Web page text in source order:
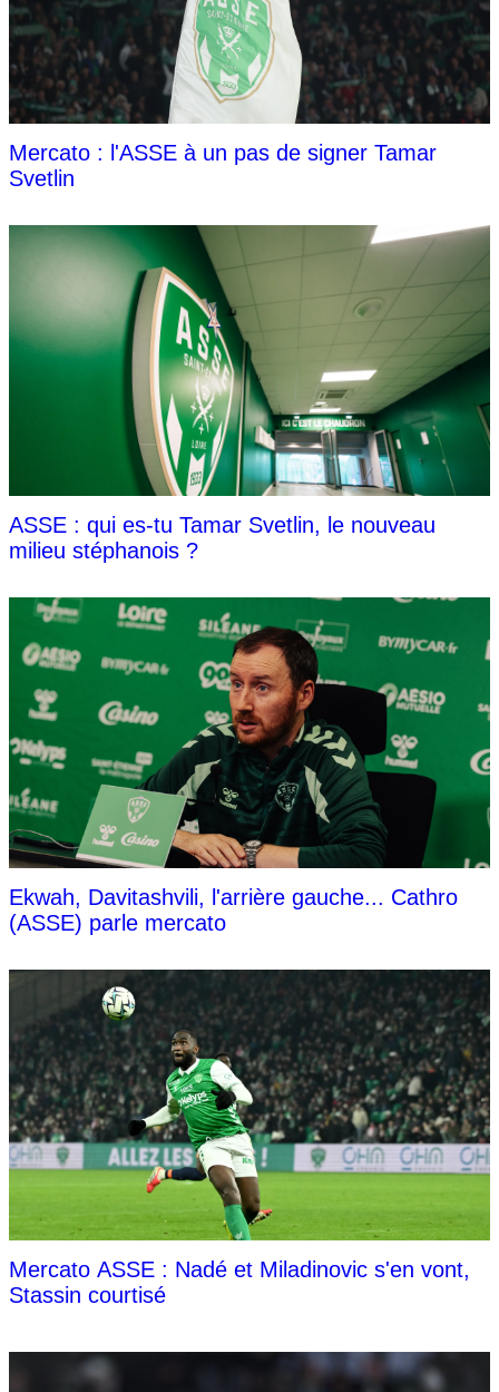
Mercato : l'ASSE à un pas de signer Tamar
Svetlin
ASSE : qui es-tu Tamar Svetlin, le nouveau
milieu stéphanois ?
Ekwah, Davitashvili, l'arrière gauche... Cathro
(ASSE) parle mercato
Mercato ASSE : Nadé et Miladinovic s'en vont,
Stassin courtisé